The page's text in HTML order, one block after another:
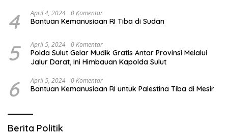
4 April 4, 2024 0 Komentar
Bantuan Kemanusiaan RI Tiba di Sudan
5 April 5, 2024 0 Komentar
Polda Sulut Gelar Mudik Gratis Antar Provinsi Melalui
Jalur Darat, Ini Himbauan Kapolda Sulut
6 April 5, 2024 0 Komentar
Bantuan Kemanusiaan RI untuk Palestina Tiba di Mesir
Berita Politik